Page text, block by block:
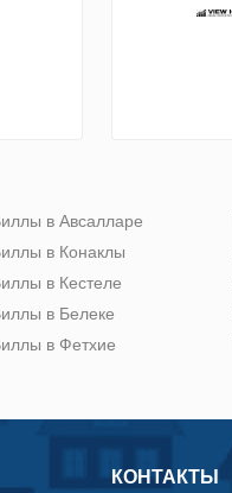
в Авсалларе
в Конаклы
в Кестеле
в Белеке
в Фетхие
КОНТАКТЫ